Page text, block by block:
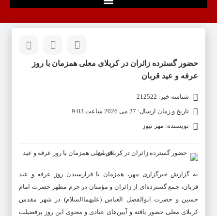
حضور گسترده زائران در کربلای معلی همزمان با روز
عرفه و عید قربان
شناسه خبر: 212522
تاریخ و زمان ارسال: 27 می 2026 ساعت 9:03
نویسنده: مهر نیوز
به گزارش خبرگزاری مهر، همزمان با فرارسیدن روز عرفه و عید
قربان، جمع گسترده‌ای از زائران و مؤمنان در حرم مطهر حضرت امام
حسین و حضرت ابوالفضل العباس (علیهماالسلام) در شهر مقدس
کربلای معلی حضور یافته و آیین‌های عبادی و معنوی این روز پرفضیلت